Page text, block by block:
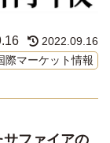
2022.09.16
際マーケット情報
サファイアの